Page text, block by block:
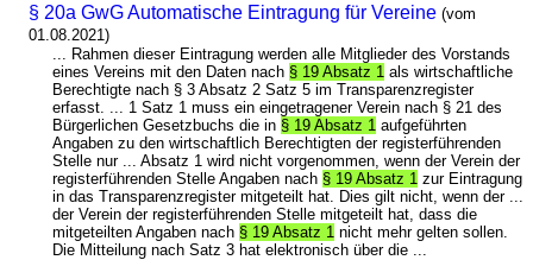
§ 20a GwG Automatische Eintragung für Vereine (vom
01.08.2021)
... Rahmen dieser Eintragung werden alle Mitglieder des Vorstands
eines Vereins mit den Daten nach § 19 Absatz 1 als wirtschaftliche
Berechtigte nach § 3 Absatz 2 Satz 5 im Transparenzregister
erfasst. ... 1 Satz 1 muss ein eingetragener Verein nach § 21 des
Bürgerlichen Gesetzbuchs die in § 19 Absatz 1 aufgeführten
Angaben zu den wirtschaftlich Berechtigten der registerführenden
Stelle nur ... Absatz 1 wird nicht vorgenommen, wenn der Verein der
registerführenden Stelle Angaben nach § 19 Absatz 1 zur Eintragung
in das Transparenzregister mitgeteilt hat. Dies gilt nicht, wenn der ...
der Verein der registerführenden Stelle mitgeteilt hat, dass die
mitgeteilten Angaben nach § 19 Absatz 1 nicht mehr gelten sollen.
Die Mitteilung nach Satz 3 hat elektronisch über die ...